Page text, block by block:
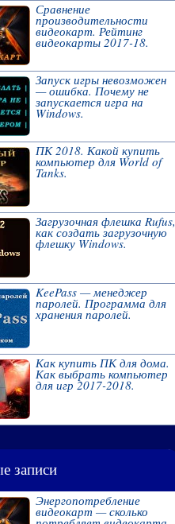
Сравнение
производительности
видеокарт. Рейтинг
видеокарты 2017-18.
Запуск игры невозможен
— ошибка. Почему не
запускается игра на
Windows.
ПК 2018. Какой купить
компьютер для World of
Tanks.
Загрузочная флешка Rufus,
как создать загрузочную
флешку Windows.
KeePass — менеджер
паролей. Программа для
хранения паролей.
Как купить ПК для дома.
Как выбрать компьютер
для игр 2017-2018.
записи
Энергопотребление
видеокарт — сколько